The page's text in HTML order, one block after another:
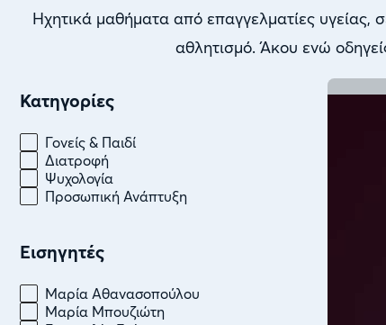
Ηχητικά μαθήματα από επαγγελματίες υγείας,
αθλητισμό. Άκου ενώ
Κατηγορίες
Κατηγορίες
Γονείς & Παιδί
Διατροφή
Ψυχολογία
Προσωπική Ανάπτυξη
Εισηγητές
Εισηγητές
Μαρία Αθανασοπούλου
Μαρία Μπουζιώτη